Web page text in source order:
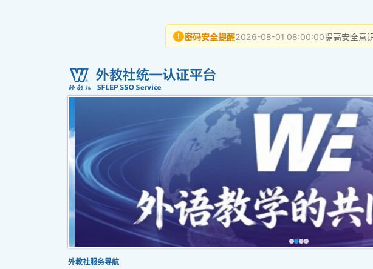
! 密码安全提醒2026-08-01 08:00:00提高安全意
外教社服务导航